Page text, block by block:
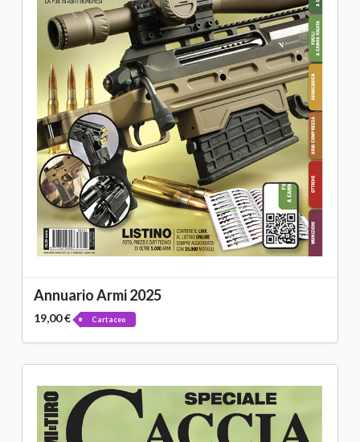
Annuario Armi 2025
19,00 € Cartaceo